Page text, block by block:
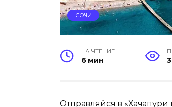
СОЧИ
НА ЧТЕНИЕ
6 мин 3
Отправляйся в «Хачапури